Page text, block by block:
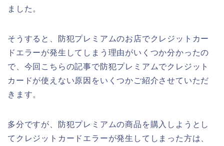
ました。
そうすると、防犯プレミアムのお店でクレジットカー
ドエラーが発生してしまう理由がいくつか分かったの
で、今回こちらの記事で防犯プレミアムでクレジット
カードが使えない原因をいくつかご紹介させていただ
きます。
多分ですが、防犯プレミアムの商品を購入しようとし
てクレジットカードエラーが発生してしまった方は、